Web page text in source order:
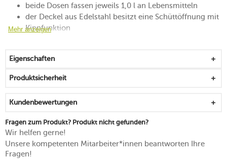
beide Dosen fassen jeweils 1,0 l an Lebensmitteln
der Deckel aus Edelstahl besitzt eine Schüttöffnung mit
Kippfunktion
lässt
die Dichtung aus Silikon sorgt für einen luftdichten
Borosilikatglas
von Hand reinigen
5 Jahre Herstellergarantie
Mehr anzeigen
Eigenschaften
Produktsicherheit
Kundenbewertungen
Fragen zum Produkt? Produkt nicht gefunden?
Wir helfen gerne!
Unsere kompetenten Mitarbeiter*innen beantworten Ihre
Fragen!